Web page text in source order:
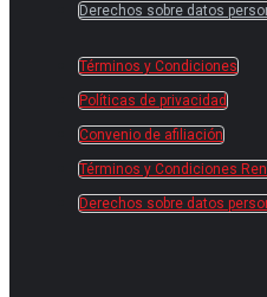
Derechos sobre datos
Términos y Condiciones
Políticas de privacidad
Convenio de afiliación
Términos y Condiciones
Derechos sobre datos